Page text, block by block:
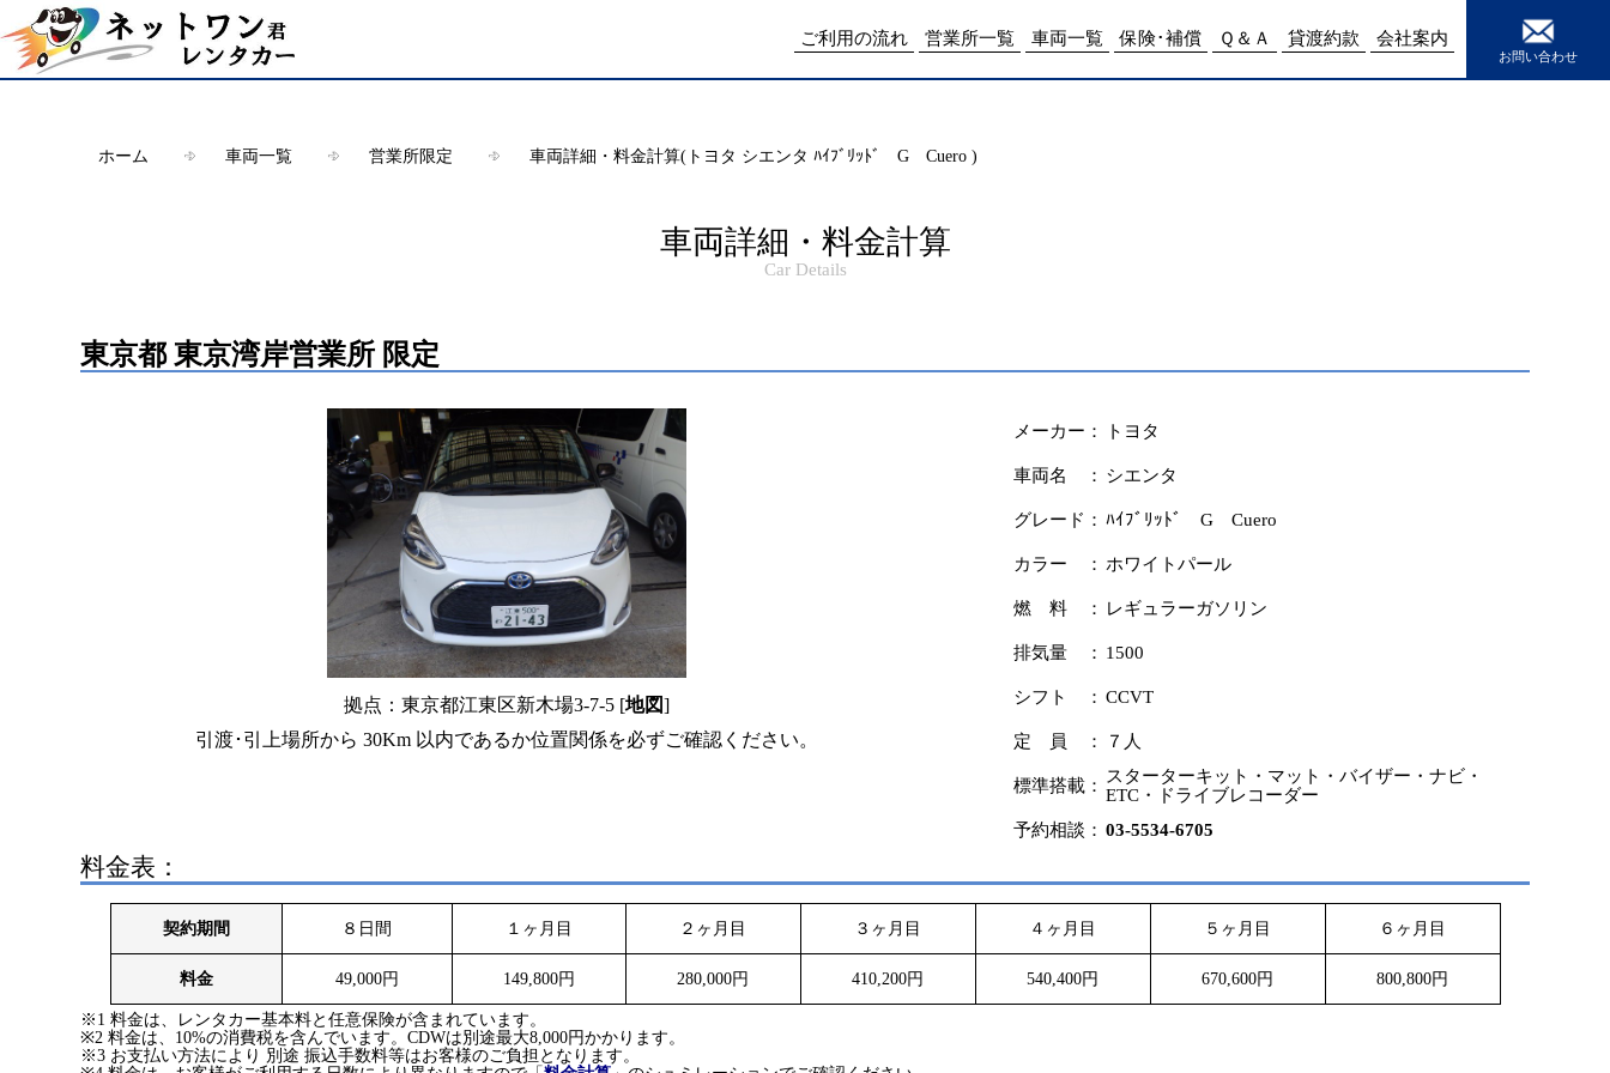
Warning: Undefined array key "HTTP_ACCEPT_LANGUAGE" in /home/drpnw/netwankun.com/public_html/include/access_log.php on line 15
ご利用の流れ 営業所一覧 車両一覧 保険･補償 Ｑ＆Ａ 貸渡約款 会社案内
お問い合わせ
ホーム 車両一覧 営業所限定 車両詳細・料金計算(トヨタ シエンタ ﾊｲﾌﾞﾘｯﾄﾞ G Cuero )
車両詳細・料金計算
Car Details
東京都 東京湾岸営業所 限定
拠点：東京都江東区新木場3-7-5 [地図]
引渡･引上場所から 30Km 以内であるか位置関係を必ずご確認ください。
メーカー： トヨタ
車両名 ： シエンタ
グレード： ﾊｲﾌﾞﾘｯﾄﾞ G Cuero
カラー ： ホワイトパール
燃 料 ： レギュラーガソリン
排気量 ： 1500
シフト ： CCVT
定 員 ： ７人
標準搭載： スターターキット・マット・バイザー・ナビ・
ETC・ドライブレコーダー
予約相談： 03-5534-6705
料金表：
契約期間 ８日間 １ヶ月目 ２ヶ月目 ３ヶ月目 ４ヶ月目 ５ヶ月目 ６ヶ月目
料金 49,000円 149,800円 280,000円 410,200円 540,400円 670,600円 800,800円
※1 料金は、レンタカー基本料と任意保険が含まれています。
※2 料金は、10%の消費税を含んでいます。CDWは別途最大8,000円かかります。
※3 お支払い方法により 別途 振込手数料等はお客様のご負担となります。